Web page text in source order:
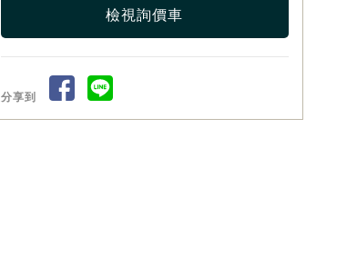
檢視詢價車
分享到